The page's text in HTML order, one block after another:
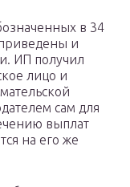
в 34
и
ИП получил
лицо и
сам для
выплат
на его же